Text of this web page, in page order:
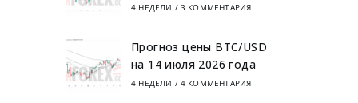
4 НЕДЕЛИ / 3 КОММЕНТАРИЯ
Прогноз цены BTC/USD
на 14 июля 2026 года
4 НЕДЕЛИ / 4 КОММЕНТАРИЯ